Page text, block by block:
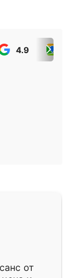
4.9
от